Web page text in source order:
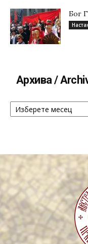
Бог
Архива /
Архива